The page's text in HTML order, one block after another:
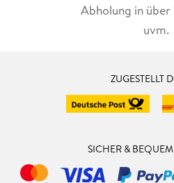
Abholung in über
uvm.
ZUGESTELLT
SICHER &